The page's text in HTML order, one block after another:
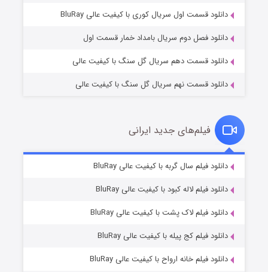
قسمت۲ (زیرنویس) منتشر شد
قسمت۷ (زیرنویس) منتشر شد
دانلود قسمت اول سریال کوری با کیفیت عالی BluRay
دانلود فصل دوم سریال بامداد خمار قسمت اول
دانلود قسمت دهم سریال گل سنگ با کیفیت عالی
دانلود قسمت نهم سریال گل سنگ با کیفیت عالی
فیلم‌های جدید ایرانی
دانلود فیلم سال گربه با کیفیت عالی BluRay
دانلود فیلم لاله کبود با کیفیت عالی BluRay
دانلود فیلم لاک پشت با کیفیت عالی BluRay
دانلود فیلم کج‌ پیله با کیفیت عالی BluRay
دانلود فیلم خانه ارواح با کیفیت عالی BluRay